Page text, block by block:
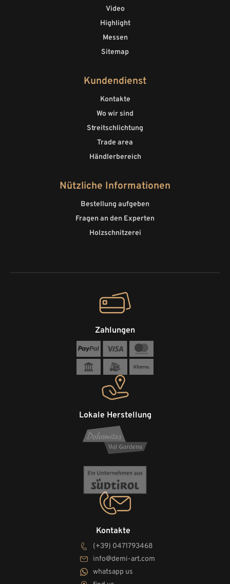
Video
Highlight
Messen
Sitemap
Kundendienst
Kontakte
Wo wir sind
Streitschlichtung
Trade area
Händlerbereich
Nützliche Informationen
Bestellung aufgeben
Fragen an den Experten
Holzschnitzerei
Kontakte
(+39) 0471793468
info@demi-art.com
whatsapp us
Lokale Herstellung
Zahlungen